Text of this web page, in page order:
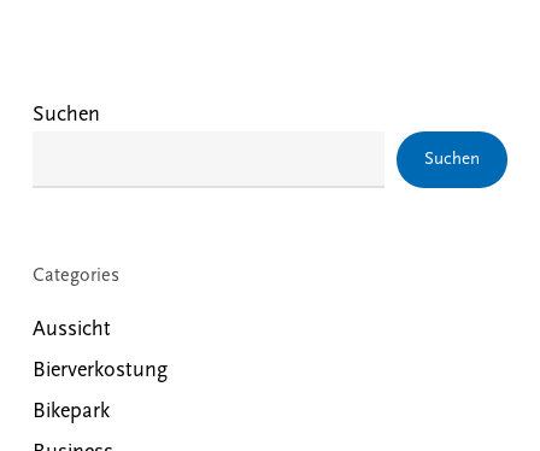
Suchen
Suchen
Categories
Aussicht
Bierverkostung
Bikepark